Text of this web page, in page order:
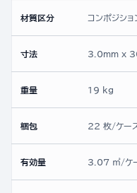
材質区分 コンポジシ
寸法 3.0mm x
重量 19 kg
梱包 22 枚/ケー
有効量 3.07 ㎡/ケ